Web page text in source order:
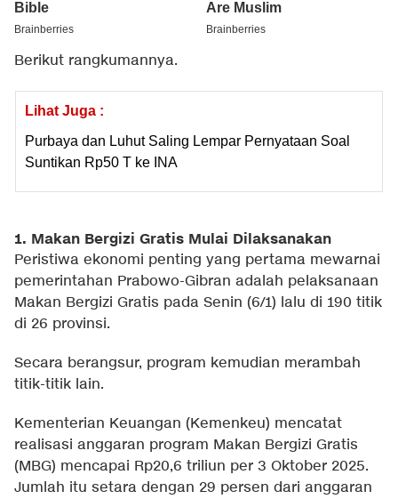
Berikut rangkumannya.
Lihat Juga :
Purbaya dan Luhut Saling Lempar Pernyataan Soal
Suntikan Rp50 T ke INA
1. Makan Bergizi Gratis Mulai Dilaksanakan
Peristiwa ekonomi penting yang pertama mewarnai
pemerintahan Prabowo-Gibran adalah pelaksanaan
Makan Bergizi Gratis pada Senin (6/1) lalu di 190 titik
di 26 provinsi.
Secara berangsur, program kemudian merambah
titik-titik lain.
Kementerian Keuangan (Kemenkeu) mencatat
realisasi anggaran program Makan Bergizi Gratis
(MBG) mencapai Rp20,6 triliun per 3 Oktober 2025.
Jumlah itu setara dengan 29 persen dari anggaran